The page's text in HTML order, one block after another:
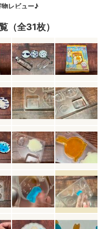
（全31枚）